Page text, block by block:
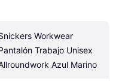
Workwear
Trabajo Unisex
Azul Marino